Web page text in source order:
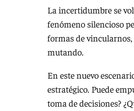
La incertidumbre se
fenómeno silencioso
formas de
mutando.
En este nuevo
estratégico. Puede
toma de decisiones?